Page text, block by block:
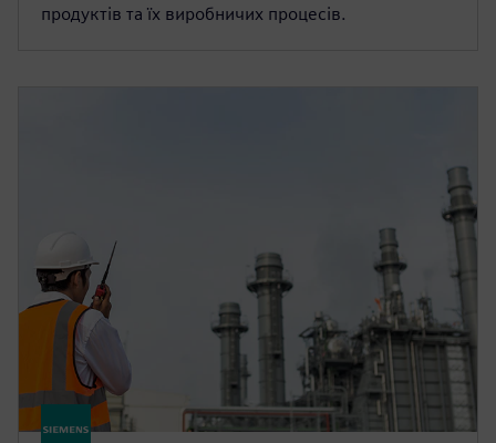
продуктів та їх виробничих процесів.